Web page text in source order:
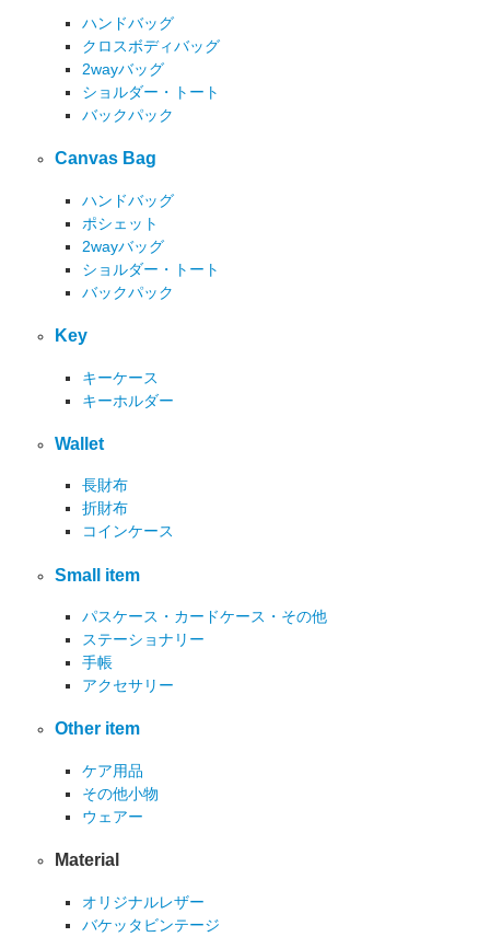
ハンドバッグ
クロスボディバッグ
2wayバッグ
ショルダー・トート
バックパック
Canvas Bag
ハンドバッグ
ポシェット
2wayバッグ
ショルダー・トート
バックパック
Key
キーケース
キーホルダー
Wallet
長財布
折財布
コインケース
Small item
パスケース・カードケース・その他
ステーショナリー
手帳
アクセサリー
Other item
ケア用品
その他小物
ウェアー
Material
オリジナルレザー
バケッタビンテージ